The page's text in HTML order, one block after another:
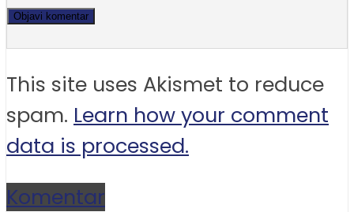
This site uses Akismet to reduce
spam. Learn how your comment
data is processed.
Komentar